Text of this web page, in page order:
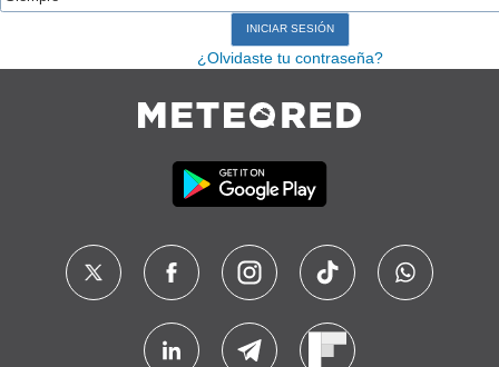
¿Olvidaste tu contraseña?